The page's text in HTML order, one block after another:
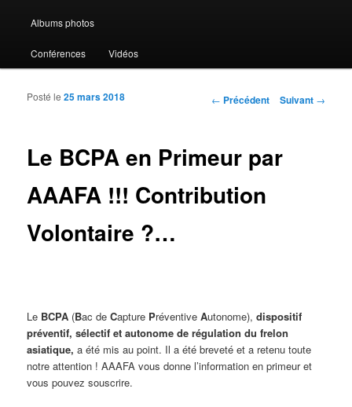
Albums photos
Conférences Vidéos
Navigation des articles
← Précédent Suivant →
Le BCPA en Primeur par
AAAFA !!! Contribution
Volontaire ?…
Posté le25 mars 2018
Le BCPA (Bac deCapture PréventiveAutonome),dispositif
préventif, sélectif et autonome de régulation du frelon
asiatique, a été mis au point. Il a été breveté et a retenu toute
notre attention ! AAAFA vous donne l’information en primeur et
vous pouvez souscrire.